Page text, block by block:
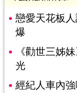
戀愛天花板
爆
《勸世三姊
光
經紀人車內